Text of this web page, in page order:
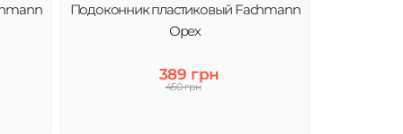
Подоконник пластиковый Fachmann
Орех
389 грн
450 грн